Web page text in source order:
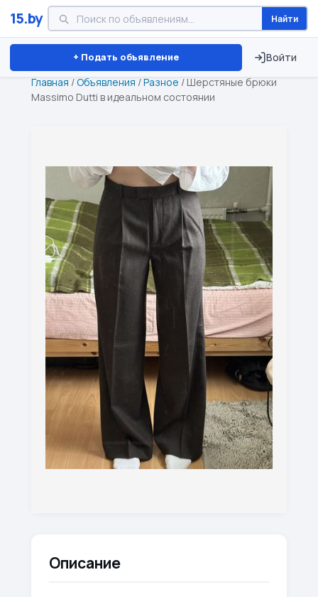
15.by Найти
+ Подать объявление Войти
Минск Витебск Брест ⏱ ТОЛЬКО 15 ДНЕЙ
Главная /Объявления /Разное / Шерстяные брюки
Massimo Dutti в идеальном состоянии
Описание